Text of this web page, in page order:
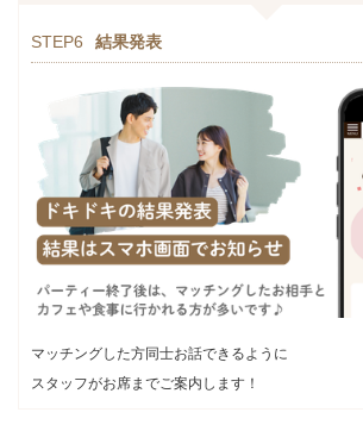
STEP6 結果発表
マッチングした方同士お話できるように
スタッフがお席までご案内します！